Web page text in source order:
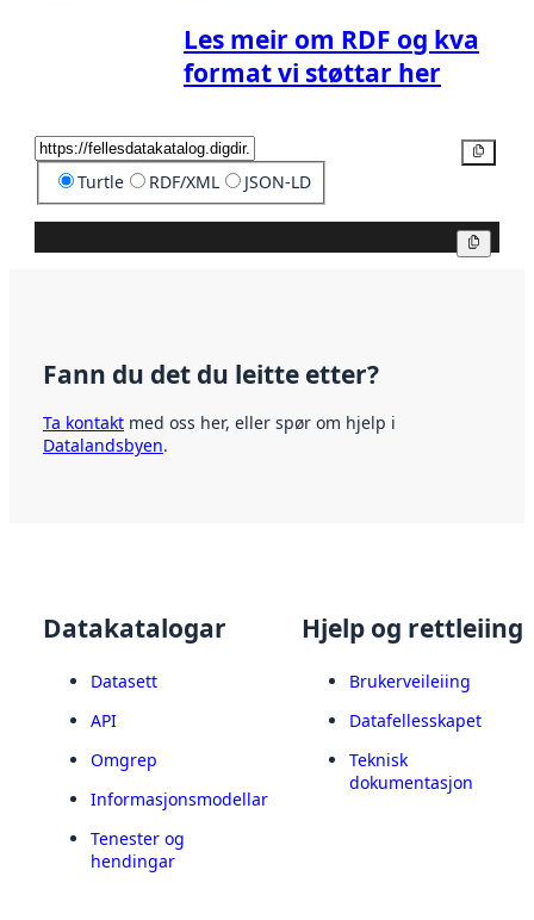
Les meir om RDF og kva
format vi støttar her
Turtle RDF/XML JSON-LD
Fann du det du leitte etter?
Ta kontakt med oss her, eller spør om hjelp i
Datalandsbyen.
Datakatalogar
Datasett
API
Omgrep
Informasjonsmodellar
Tenester og
hendingar
Hjelp og rettleiing
Brukerveileiing
Datafellesskapet
Teknisk
dokumentasjon